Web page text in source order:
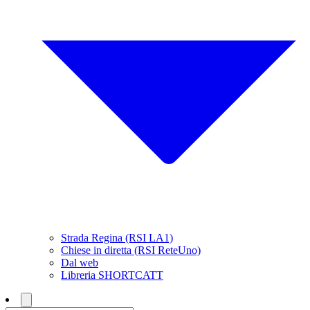
Strada Regina (RSI LA1)
Chiese in diretta (RSI ReteUno)
Dal web
Libreria SHORTCATT